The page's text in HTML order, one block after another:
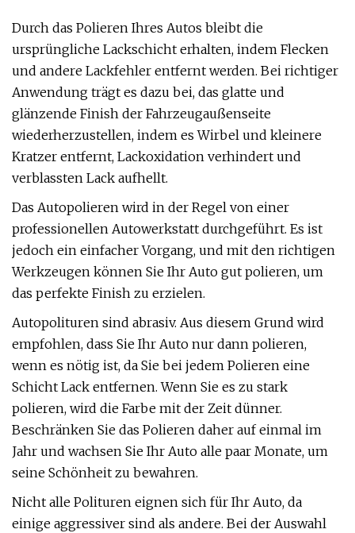
Durch das Polieren Ihres Autos bleibt die
ursprüngliche Lackschicht erhalten, indem Flecken
und andere Lackfehler entfernt werden. Bei richtiger
Anwendung trägt es dazu bei, das glatte und
glänzende Finish der Fahrzeugaußenseite
wiederherzustellen, indem es Wirbel und kleinere
Kratzer entfernt, Lackoxidation verhindert und
verblassten Lack aufhellt.
Das Autopolieren wird in der Regel von einer
professionellen Autowerkstatt durchgeführt. Es ist
jedoch ein einfacher Vorgang, und mit den richtigen
Werkzeugen können Sie Ihr Auto gut polieren, um
das perfekte Finish zu erzielen.
Autopolituren sind abrasiv. Aus diesem Grund wird
empfohlen, dass Sie Ihr Auto nur dann polieren,
wenn es nötig ist, da Sie bei jedem Polieren eine
Schicht Lack entfernen. Wenn Sie es zu stark
polieren, wird die Farbe mit der Zeit dünner.
Beschränken Sie das Polieren daher auf einmal im
Jahr und wachsen Sie Ihr Auto alle paar Monate, um
seine Schönheit zu bewahren.
Nicht alle Polituren eignen sich für Ihr Auto, da
einige aggressiver sind als andere. Bei der Auswahl